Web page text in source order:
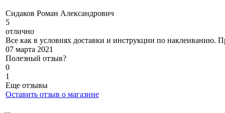
Сидаков Роман Александрович
5
отлично
Все как в условиях доставки и инструкции по наклеиванию.
07 марта 2021
Полезный отзыв?
0
1
Еще отзывы
Оставить отзыв о магазине